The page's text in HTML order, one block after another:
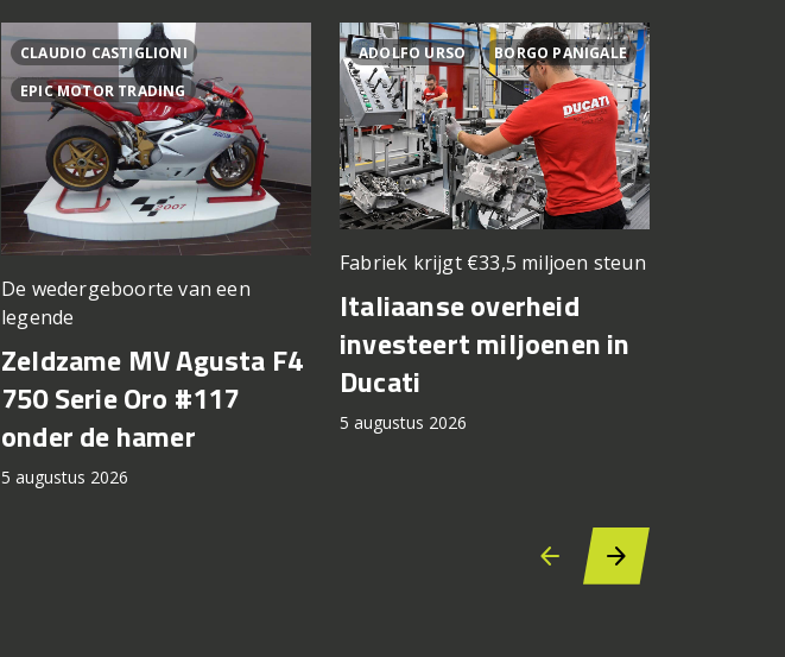
CLAUDIO CASTIGLIONI
EPIC MOTOR TRADING
De wedergeboorte van een
legende
Zeldzame MV Agusta F4
750 Serie Oro #117
onder de hamer
5 augustus 2026
ADOLFO URSO BORGO PANIGALE
Fabriek krijgt €33,5 miljoen steun
Italiaanse overheid
investeert miljoenen in
Ducati
5 augustus 2026